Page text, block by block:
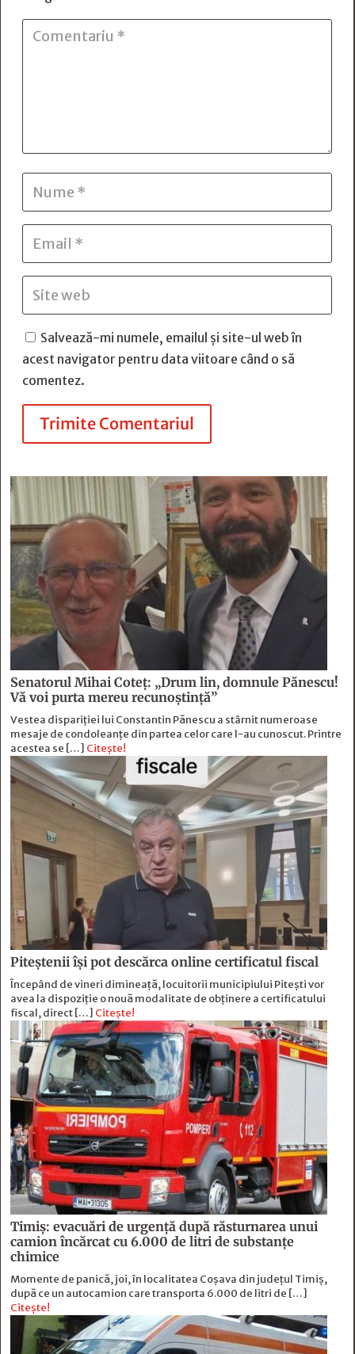
Salvează-mi numele, emailul și site-ul web în
acest navigator pentru data viitoare când o să
comentez.
Trimite Comentariul
Senatorul Mihai Coteț: „Drum lin, domnule Pănescu!
Vă voi purta mereu recunoștință”
Vestea dispariției lui Constantin Pănescu a stârnit numeroase
mesaje de condoleanțe din partea celor care l-au cunoscut. Printre
acestea se […] Citește!
Piteștenii își pot descărca online certificatul fiscal
Începând de vineri dimineață, locuitorii municipiului Pitești vor
avea la dispoziție o nouă modalitate de obținere a certificatului
fiscal, direct […] Citește!
Timiș: evacuări de urgență după răsturnarea unui
camion încărcat cu 6.000 de litri de substanțe
chimice
Momente de panică, joi, în localitatea Coșava din județul Timiș,
după ce un autocamion care transporta 6.000 de litri de […]
Citește!